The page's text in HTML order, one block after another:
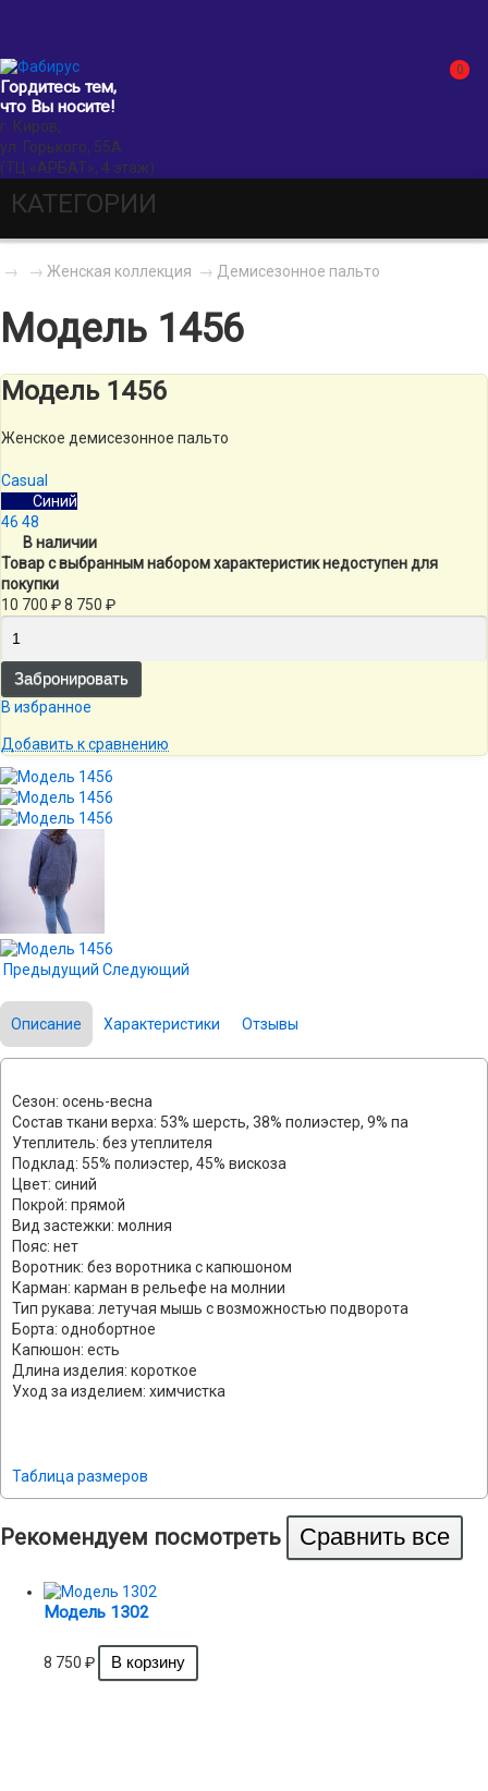
0
Гордитесь тем,
что Вы носите!
г. Киров,
ул. Горького, 55А
(ТЦ «АРБАТ», 4 этаж)
КАТЕГОРИИ
→ → Женская коллекция → Демисезонное пальто
Модель 1456
Модель 1456
Женское демисезонное пальто
Сasual
Синий
46 48
В наличии
Товар с выбранным набором характеристик недоступен для
покупки
10 700 ₽8 750 ₽
В избранное
Добавить к сравнению
Предыдущий Следующий
Описание Характеристики Отзывы
Сезон: осень-весна
Состав ткани верха: 53% шерсть, 38% полиэстер, 9% па
Утеплитель: без утеплителя
Подклад: 55% полиэстер, 45% вискоза
Цвет: синий
Покрой: прямой
Вид застежки: молния
Пояс: нет
Воротник: без воротника с капюшоном
Карман: карман в рельефе на молнии
Тип рукава: летучая мышь с возможностью подворота
Борта: однобортное
Капюшон: есть
Длина изделия: короткое
Уход за изделием: химчистка
Таблица размеров
Рекомендуем посмотреть
Модель 1302
8 750 ₽